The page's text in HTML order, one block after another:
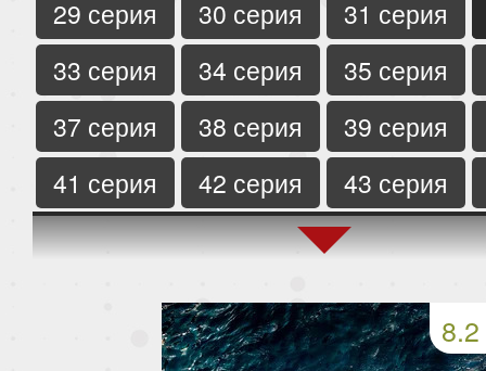
29 серия
30 серия
31 серия
33 серия
34 серия
35 серия
37 серия
38 серия
39 серия
41 серия
42 серия
43 серия
45 серия
46 серия
47 серия
50 серия
51 серия
54 серия
55 серия
8.2